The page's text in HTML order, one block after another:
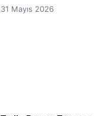
31 Mayıs 2026